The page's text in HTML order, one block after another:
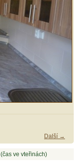
Další →
(čas ve vteřinách)